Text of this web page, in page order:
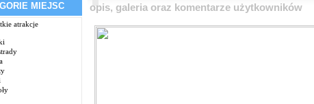
MIEJSC
atrakcje
opis, galeria oraz komentarze użytkowników